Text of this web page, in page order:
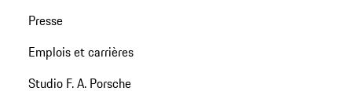
Presse
Emplois et carrières
Studio F. A. Porsche